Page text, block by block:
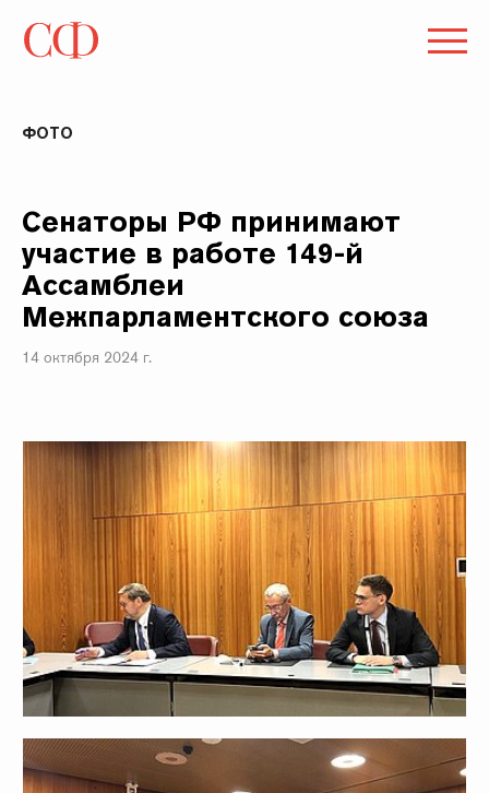
ФОТО
Сенаторы РФ принимают
участие в работе 149-й
Ассамблеи
Межпарламентского союза
14 октября 2024 г.